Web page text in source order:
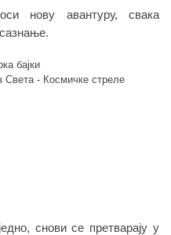
нову авантуру, свака
бајки
Света - Космичке стреле
снови се претварају у